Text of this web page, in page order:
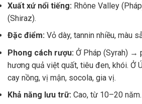
Xuất xứ nổi tiếng: Rhône Valley
(Shiraz).
Đặc điểm: Vỏ dày, tannin nhiều, màu
Phong cách rượu: Ở Pháp (Syrah) →
hương quả việt quất, tiêu đen, khói. Ở
cay nồng, vị mận, socola, gia vị.
Khả năng lưu trữ: Cao, từ 10–20 năm.